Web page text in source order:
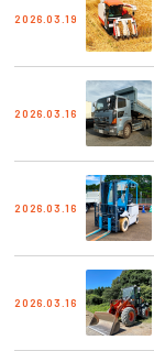
2026.03.19
2026.03.16
2026.03.16
2026.03.16